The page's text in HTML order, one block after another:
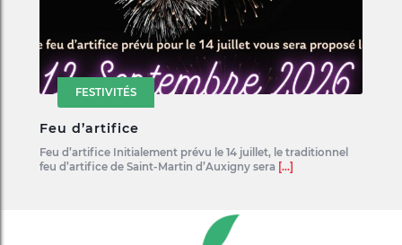
FESTIVITÉS
Feu d’artifice
Feu d’artifice Initialement prévu le 14 juillet, le traditionnel
feu d’artifice de Saint-Martin d’Auxigny sera [...]